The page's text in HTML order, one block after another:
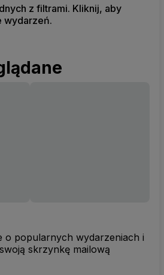
z filtrami. Kliknij, aby
wydarzeń.
o popularnych wydarzeniach i
skrzynkę mailową